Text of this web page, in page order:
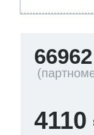
66962
4110